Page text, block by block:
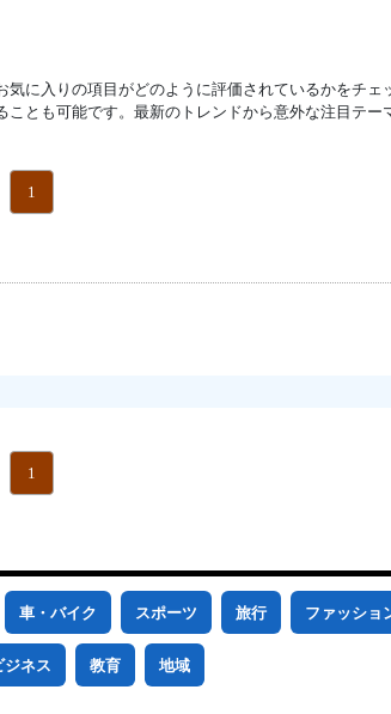
に入りの項目がどのように評価されているかをチェ
とも可能です。最新のトレンドから意外な注目テー
1
1
車・バイク スポーツ 旅行 ファッショ
ジネス 教育 地域